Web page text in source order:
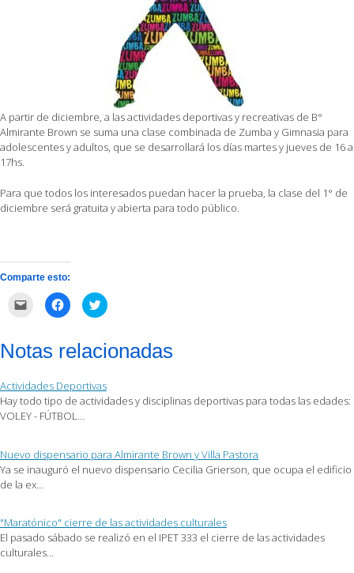
A partir de diciembre, a las actividades deportivas y recreativas de B°
Almirante Brown se suma una clase combinada de Zumba y Gimnasia para
adolescentes y adultos, que se desarrollará los días martes y jueves de 16 a
17hs.
Para que todos los interesados puedan hacer la prueba, la clase del 1° de
diciembre será gratuita y abierta para todo público.
Comparte esto:
correo
electrónico
amigo
(Se
abre
en
Haz
clic
Facebook
(Se
una
ventana
nueva)
Haz
clic
en
Twitter
(Se
una
ventana
nueva)
Notas relacionadas
Actividades Deportivas
Hay todo tipo de actividades y disciplinas deportivas para todas las edades:
VOLEY - FÚTBOL…
Nuevo dispensario para Almirante Brown y Villa Pastora
Ya se inauguró el nuevo dispensario Cecilia Grierson, que ocupa el edificio
de la ex…
"Maratónico" cierre de las actividades culturales
El pasado sábado se realizó en el IPET 333 el cierre de las actividades
culturales…